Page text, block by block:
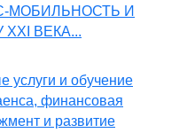
МОБИЛЬНОСТЬ И
ВЕКА...
услуги и обучение
финансовая
и развитие